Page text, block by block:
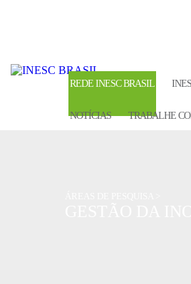
REDE INESC BRASIL
NOTÍCIAS TRABALHE